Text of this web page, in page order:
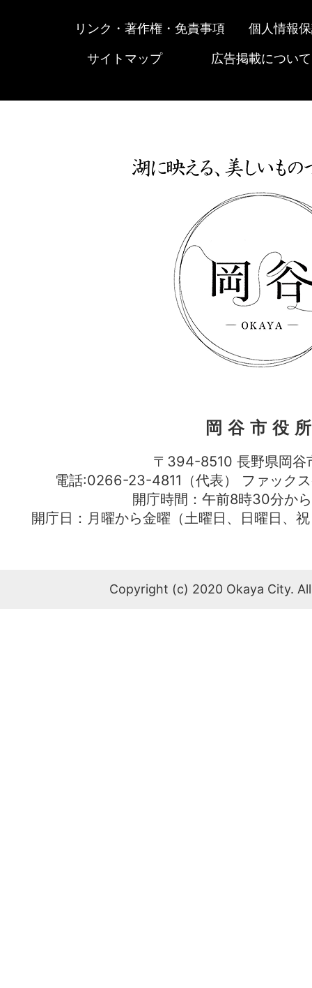
リンク・著作権・免責事項 個人情報
サイトマップ 広告掲載について
岡谷市役
〒394-8510 長野県岡谷
電話:0266-23-4811（代表） ファッ
開庁時間：午前8時30分か
開庁日：月曜から金曜（土曜日、日曜日、
Copyright (c) 2020 Okaya City.